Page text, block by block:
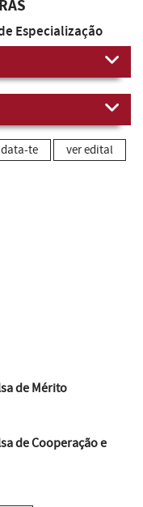
Especialização
te ver edital
de Mérito
de Cooperação e